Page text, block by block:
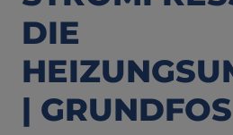
DIE
| GRUNDFOS